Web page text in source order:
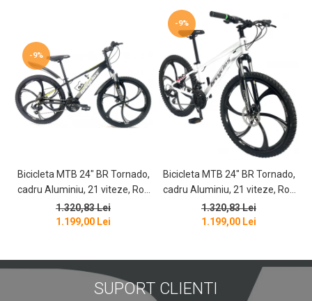
-9%
Bicicleta MTB 24″ BR Tornado,
cadru Aluminiu, 21 viteze, Roti
magnesium cu Shimano, Negru
1.320,83 Lei
1.199,00 Lei
-9%
Bicicleta MTB 24″ BR Tornado,
cadru Aluminiu, 21 viteze, Roti
magnesium cu Shimano, Alb
1.320,83 Lei
1.199,00 Lei
SUPORT CLIENTI